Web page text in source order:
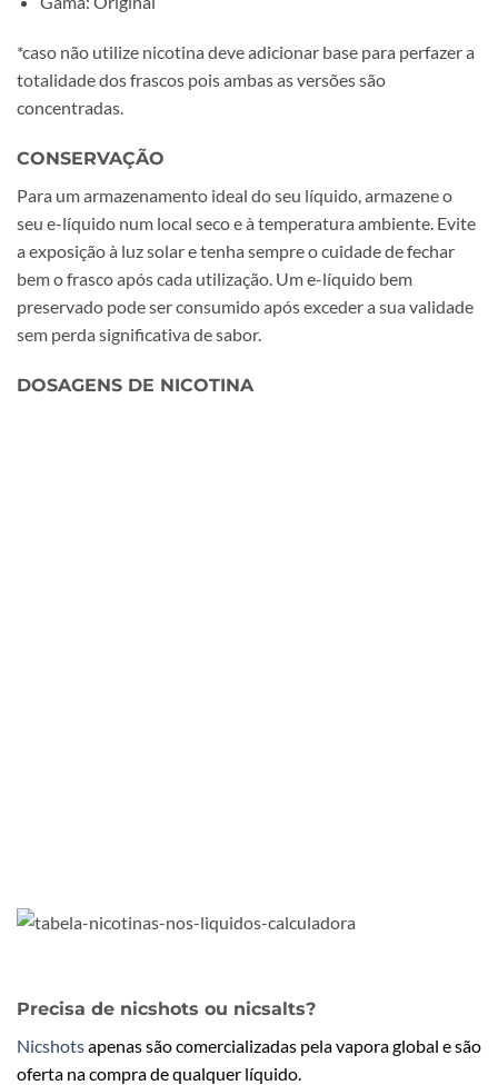
*caso não utilize nicotina deve adicionar base para perfazer a
totalidade dos frascos pois ambas as versões são
concentradas.
CONSERVAÇÃO
Para um armazenamento ideal do seu líquido, armazene o
seu e-líquido num local seco e à temperatura ambiente. Evite
a exposição à luz solar e tenha sempre o cuidade de fechar
bem o frasco após cada utilização. Um e-líquido bem
preservado pode ser consumido após exceder a sua validade
sem perda significativa de sabor.
DOSAGENS DE NICOTINA
Precisa de nicshots ou nicsalts?
Nicshotsapenas são comercializadas pela vapora global e são
oferta na compra de qualquer líquido.